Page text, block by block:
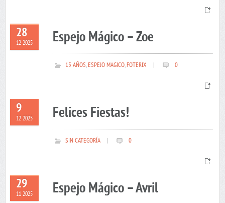
28
12 2025 Espejo Mágico – Zoe
15 AÑOS,ESPEJO MAGICO,FOTERIX 0
9
12 2025 Felices Fiestas!
SIN CATEGORÍA 0
29
11 2025 Espejo Mágico – Avril